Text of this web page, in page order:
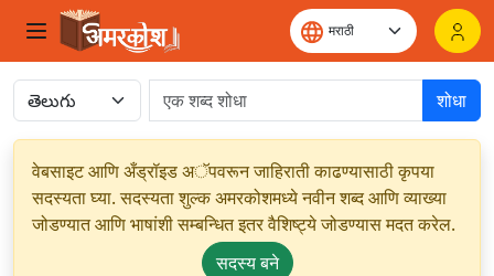
शोधा
वेबसाइट आणि अँड्रॉइड अॅपवरून जाहिराती काढण्यासाठी कृपया
सदस्यता घ्या. सदस्यता शुल्क अमरकोशमध्ये नवीन शब्द आणि व्याख्या
जोडण्यात आणि भाषांशी सम्बन्धित इतर वैशिष्ट्ये जोडण्यास मदत करेल.
सदस्य बने